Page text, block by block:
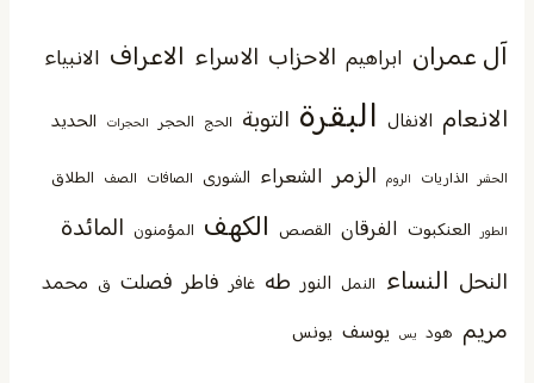
آل عمران ابراهيم الاحزاب الاسراء الاعراف الانبياء
الانعام الانفال البقرة التوبة الحج الحجر الحجرات الحديد
الحشر الذاريات الروم الزمر الشعراء الشورى الصافات الصف الطلاق
الطور العنكبوت الفرقان القصص الكهف المؤمنون المائدة
النحل النساء النمل النور طه غافر فاطر فصلت ق محمد
مريم هود يس يوسف يونس